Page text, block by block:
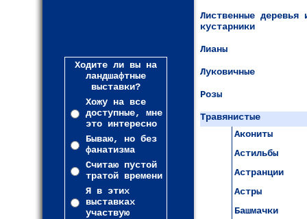
Ходите ли вы на
ландшафтные
выставки?
Хожу на все
доступные, мне
это интересно
Бываю, но без
фанатизма
Считаю пустой
тратой времени
Я в этих
выставках
участвую
Лиственные деревья
кустарники
Лианы
Луковичные
Розы
Травянистые
Акониты
Астильбы
Астранции
Астры
Башмачки